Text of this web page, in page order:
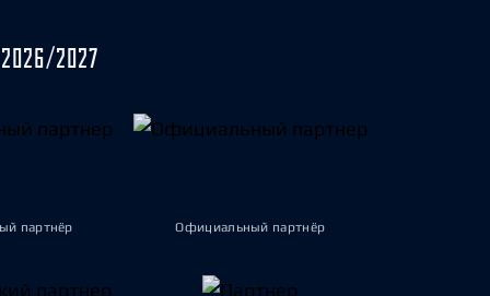
2027
партнёр Официальный партнёр